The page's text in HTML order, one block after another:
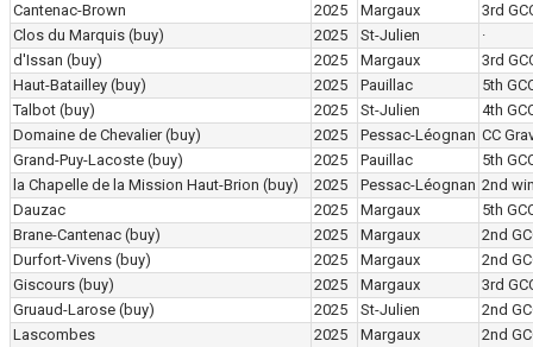
Cantenac-Brown
2025 Margaux
3rd
Clos du Marquis (buy) 2025 St-Julien
·
d'Issan (buy) 2025 Margaux
3rd
Haut-Batailley (buy) 2025 Pauillac
5th
Talbot (buy) 2025 St-Julien
4th
Domaine de Chevalier (buy) 2025 Pessac-Léognan CC
Grand-Puy-Lacoste (buy) 2025 Pauillac
5th
la Chapelle de la Mission Haut-Brion (buy) 2025 Pessac-Léognan 2nd
Dauzac
2025 Margaux
5th
Brane-Cantenac (buy) 2025 Margaux
2nd
Durfort-Vivens (buy) 2025 Margaux
2nd
Giscours (buy) 2025 Margaux
3rd
Gruaud-Larose (buy) 2025 St-Julien
2nd
Lascombes
2025 Margaux 2nd